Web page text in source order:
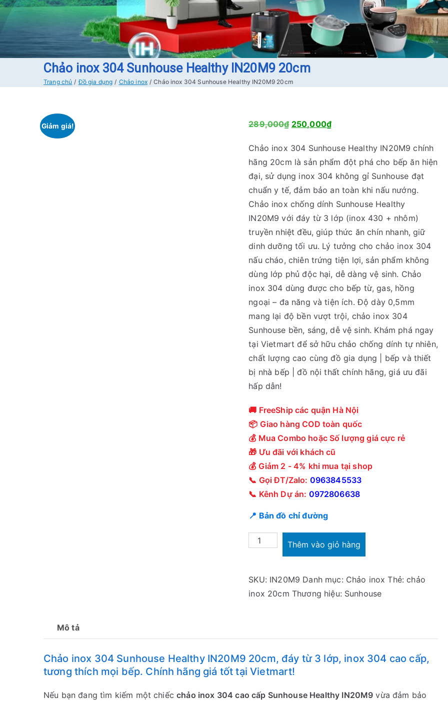
Chảo inox 304 Sunhouse Healthy IN20M9 20cm
Trang chủ Đồ gia dụng Chảo inox Chảo inox 304 Sunhouse Healthy IN20M9 20cm
Giảm giá! 289,000₫ G
á
g
ố
c
l
à
:
2
8
9
,
0
0
0
₫
.
250,000₫G
á
h
i
ệ
n
t
ạ
l
à
:
2
5
0
,
0
0
Chảo inox 304 Sunhouse Healthy IN20M9 chính
hãng 20cm là sản phẩm đột phá cho bếp ăn hiện
đại, sử dụng inox 304 không gỉ Sunhouse đạt
chuẩn y tế, đảm bảo an toàn khi nấu nướng.
Chảo inox chống dính Sunhouse Healthy
IN20M9 với đáy từ 3 lớp (inox 430 + nhôm)
truyền nhiệt đều, giúp thức ăn chín nhanh, giữ
dinh dưỡng tối ưu. Lý tưởng cho chảo inox 304
nấu cháo, chiên trứng tiện lợi, sản phẩm không
dùng lớp phủ độc hại, dễ dàng vệ sinh. Chảo
inox 304 dùng được cho bếp từ, gas, hồng
ngoại – đa năng và tiện ích. Độ dày 0,5mm
mang lại độ bền vượt trội, chảo inox 304
Sunhouse bền, sáng, dễ vệ sinh. Khám phá ngay
tại Vietmart để sở hữu chảo chống dính tự nhiên,
chất lượng cao cùng đồ gia dụng | bếp và thiết
bị nhà bếp | đồ nội thất chính hãng, giá ưu đãi
hấp dẫn!
🚚 FreeShip các quận Hà Nội
📦 Giao hàng COD toàn quốc
💰 Mua Combo hoặc Số lượng giá cực rẻ
🎁 Ưu đãi với khách cũ
💰 Giảm 2 - 4% khi mua tại shop
📞 Gọi ĐT/Zalo: 0963845533
📞 Kênh Dự án: 0972806638
📍 Bản đồ chỉ đường
Chảo
Sunhouse
Healthy
số
Thêm vào giỏ hàng
SKU: IN20M9 Danh mục: Chảo inox Thẻ:chảo
inox 20cm Thương hiệu: Sunhouse
Mô tả
Chảo inox 304 Sunhouse Healthy IN20M9 20cm, đáy từ 3 lớp, inox 304 cao cấp,
tương thích mọi bếp. Chính hãng giá tốt tại Vietmart!
Nếu bạn đang tìm kiếm một chiếcchảo inox 304 cao cấp Sunhouse Healthy IN20M9 vừa đảm bảo